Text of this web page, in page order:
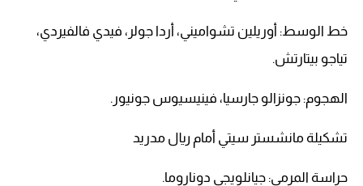
خط الوسط: أوريلين تشواميني، أردا جولر، فيدي فالفيردي،
تياجو بيتارتش.
الهجوم: جونزالو جارسيا، فينيسيوس جونيور.
تشكيلة مانشستر سيتي أمام ريال مدريد
حراسة المرمى: جيانلويجي دوناروما.